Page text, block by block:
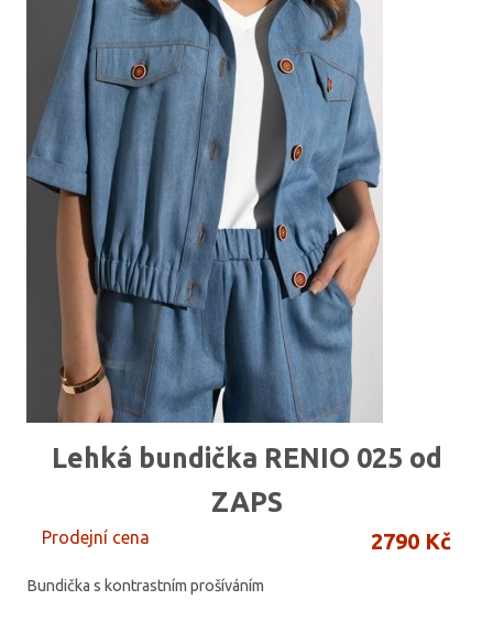
Lehká bundička RENIO 025 od
ZAPS
Prodejní cena 2790 Kč
Bundička s kontrastním prošíváním